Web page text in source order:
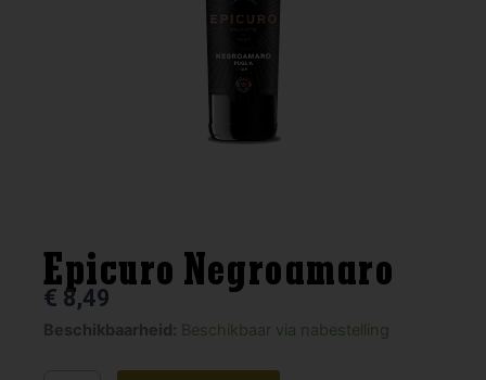
Epicuro Negroamaro
€ 8,49
Beschikbaarheid: Beschikbaar via nabestelling
Epicuro